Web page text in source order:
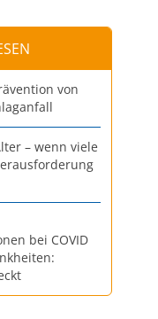
von
– wenn viele
bei COVID